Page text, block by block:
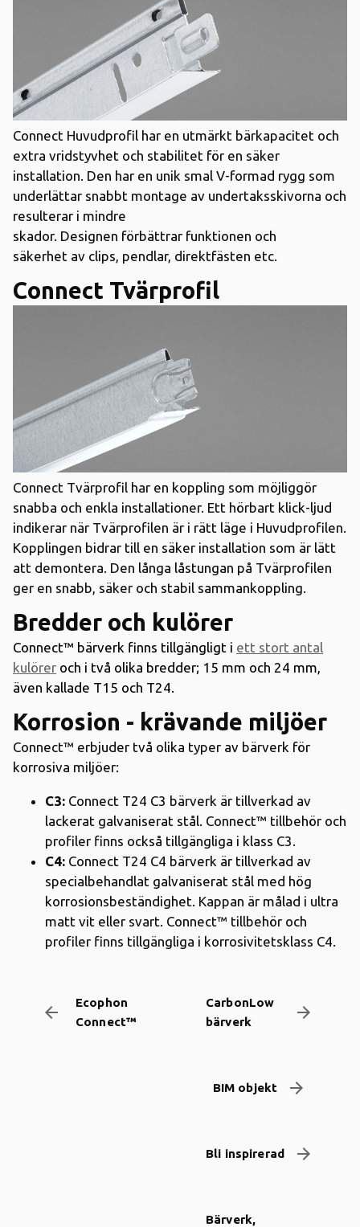
Ecophon
Connect™
arrow_backward
Connect Huvudprofil har en utmärkt bärkapacitet och
extra vridstyvhet och stabilitet för en säker
installation. Den har en unik smal V-formad rygg som
underlättar snabbt montage av undertaksskivorna och
resulterar i mindre
skador. Designen förbättrar funktionen och
säkerhet av clips, pendlar, direktfästen etc.
Connect Tvärprofil
Connect Tvärprofil har en koppling som möjliggör
snabba och enkla installationer. Ett hörbart klick-ljud
indikerar när Tvärprofilen är i rätt läge i Huvudprofilen.
Kopplingen bidrar till en säker installation som är lätt
att demontera. Den långa låstungan på Tvärprofilen
ger en snabb, säker och stabil sammankoppling.
Bredder och kulörer
Connect™ bärverk finns tillgängligt i ett stort antal
kulörer och i två olika bredder; 15 mm och 24 mm,
även kallade T15 och T24.
Korrosion - krävande miljöer
Connect™ erbjuder två olika typer av bärverk för
korrosiva miljöer:
C3: Connect T24 C3 bärverk är tillverkad av
lackerat galvaniserat stål. Connect™ tillbehör och
profiler finns också tillgängliga i klass C3.
C4: Connect T24 C4 bärverk är tillverkad av
specialbehandlat galvaniserat stål med hög
korrosionsbeständighet. Kappan är målad i ultra
matt vit eller svart. Connect™ tillbehör och
profiler finns tillgängliga i korrosivitetsklass C4.
CarbonLow
bärverk
arrow_forward
BIM objekt arrow_forward
Bli inspirerad arrow_forward
Bärverk,